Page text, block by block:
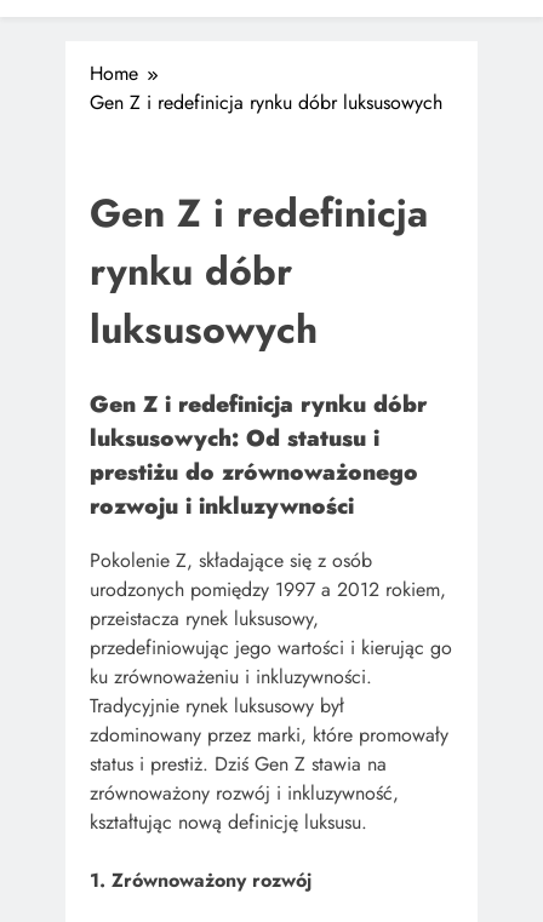
Home
Gen Z i redefinicja rynku dóbr luksusowych
Gen Z i redefinicja
rynku dóbr
luksusowych
Gen Z i redefinicja rynku dóbr
luksusowych: Od statusu i
prestiżu do zrównoważonego
rozwoju i inkluzywności
Pokolenie Z, składające się z osób
urodzonych pomiędzy 1997 a 2012 rokiem,
przeistacza rynek luksusowy,
przedefiniowując jego wartości i kierując go
ku zrównoważeniu i inkluzywności.
Tradycyjnie rynek luksusowy był
zdominowany przez marki, które promowały
status i prestiż. Dziś Gen Z stawia na
zrównoważony rozwój i inkluzywność,
kształtując nową definicję luksusu.
1. Zrównoważony rozwój